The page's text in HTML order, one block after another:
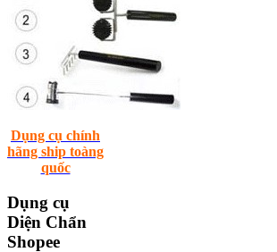
Dụng cụ chính
hãng ship toàng
quốc
Dụng cụ
Diện Chẩn
Shopee